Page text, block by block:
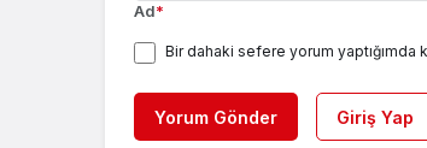
Ad*
Bir dahaki sefere yorum yaptığımda
Yorum Gönder Giriş Yap